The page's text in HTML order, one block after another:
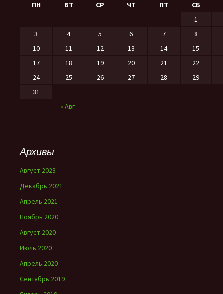
ПН
ВТ СР ЧТ ПТ СБ
« Авг
1
3
4 5 6 7
8
10
11 12 13 14
15
17
18 19 20 21
22
24
25 26 27 28
29
31
Архивы
Август 2023
Декабрь 2021
Апрель 2021
Ноябрь 2020
Август 2020
Июль 2020
Апрель 2020
Сентябрь 2019